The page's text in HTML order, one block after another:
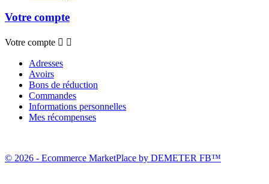
Votre compte
Votre compte  
Adresses
Avoirs
Bons de réduction
Commandes
Informations personnelles
Mes récompenses
© 2026 - Ecommerce MarketPlace by DEMETER FB™